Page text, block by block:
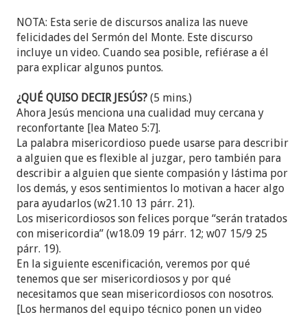
NOTA: Esta serie de discursos analiza las nueve
felicidades del Sermón del Monte. Este discurso
incluye un video. Cuando sea posible, refiérase a él
para explicar algunos puntos.
¿QUÉ QUISO DECIR JESÚS?(5 mins.)
Ahora Jesús menciona una cualidad muy cercana y
reconfortante [lea Mateo 5:7].
La palabra misericordioso puede usarse para describir
a alguien que es flexible al juzgar, pero también para
describir a alguien que siente compasión y lástima por
los demás, y esos sentimientos lo motivan a hacer algo
para ayudarlos (w21.10 13 párr. 21).
Los misericordiosos son felices porque “serán tratados
con misericordia” (w18.09 19 párr. 12; w07 15/9 25
párr. 19).
En la siguiente escenificación, veremos por qué
tenemos que ser misericordiosos y por qué
necesitamos que sean misericordiosos con nosotros.
[Los hermanos del equipo técnico ponen un video